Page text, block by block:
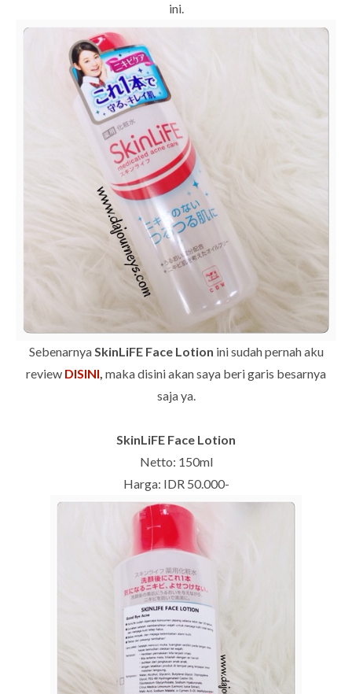
ini.
SebenarnyaSkinLiFE Face Lotion ini sudah pernah aku
review DISINI, maka disini akan saya beri garis besarnya
saja ya.
SkinLiFE Face Lotion
Netto: 150ml
Harga: IDR 50.000-